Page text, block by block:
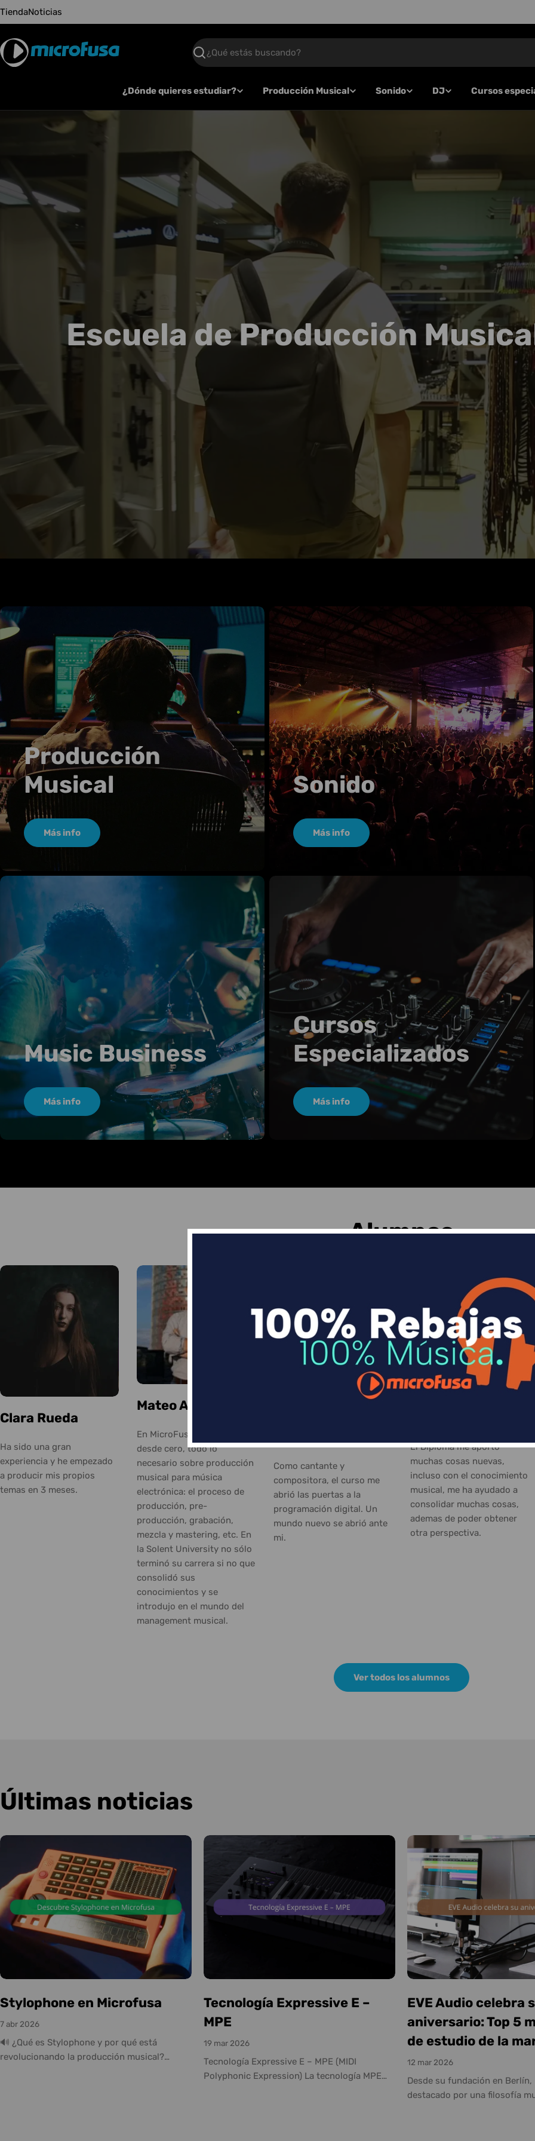
Saltar
TiendaNoticias
Buscar
¿Dónde quieres estudiar? Producción Musical Sonido DJ Cursos
Escuela de Producción
Producción
Musical
Más info
Sonido
Más info
Music Business
Más info
Cursos
Especializados
Más info
Alumnos
Clara Rueda
Ha sido una gran
experiencia y he empezado
a producir mis propios
temas en 3 meses.
Mateo Amaya
En MicroFusa aprendió,
desde cero, todo lo
necesario sobre producción
musical para música
electrónica: el proceso de
producción, pre-
producción, grabación,
mezcla y mastering, etc. En
la Solent University no sólo
terminó su carrera si no que
consolidó sus
conocimientos y se
introdujo en el mundo del
management musical.
Como cantante y
compositora, el curso me
abrió las puertas a la
programación digital. Un
mundo nuevo se abrió ante
mi.
El Diploma me aportó
muchas cosas nuevas,
incluso con el conocimiento
musical, me ha ayudado a
consolidar muchas cosas,
ademas de poder obtener
otra perspectiva.
Ver todos los alumnos
Últimas noticias
Stylophone en Microfusa
7 abr 2026
🔊 ¿Qué es Stylophone y por qué está
revolucionando la producción musical?
Tecnología Expressive E –
MPE
19 mar 2026
Tecnología Expressive E – MPE (MIDI
Polyphonic Expression) La tecnología MPE
EVE Audio celebra
aniversario: Top 5
de estudio de la
12 mar 2026
Desde su fundación en Berlín,
destacado por una filosofía